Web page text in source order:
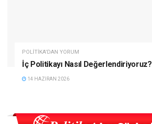
POLITIKA'DAN YORUM
İç Politikayı Nasıl Değerlendiriyoruz?
14 HAZIRAN 2026